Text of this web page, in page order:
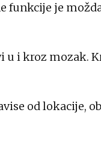
funkcije je
i kroz mozak.
od lokacije,